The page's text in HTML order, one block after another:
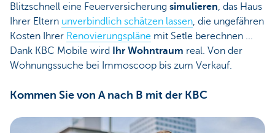
Blitzschnell eine Feuerversicherung simulieren, das Haus
Ihrer Eltern unverbindlich schätzen lassen, die ungefähren
Kosten Ihrer Renovierungspläne mit Setle berechnen ...
Dank KBC Mobile wird
Ihr Wohntraum real. Von der
Wohnungssuche bei Immoscoop bis zum Verkauf.
Kommen Sie von A nach B mit der KBC